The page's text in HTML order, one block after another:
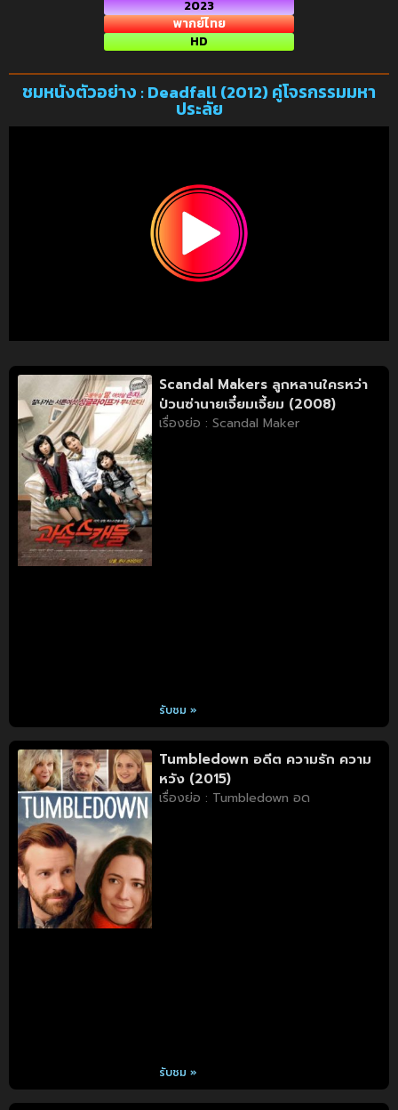
2023
พากย์ไทย
HD
ชมหนังตัวอย่าง : Deadfall (2012) คู่โจรกรรมมหา
ประลัย
Scandal Makers ลูกหลานใครหว่า
ป่วนซ่านายเจี๋ยมเจี้ยม (2008)
เรื่องย่อ : Scandal Maker
รับชม »
Tumbledown อดีต ความรัก ความ
หวัง (2015)
เรื่องย่อ : Tumbledown อด
รับชม »